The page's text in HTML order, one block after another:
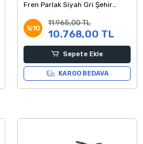
Fren Parlak Siyah Gri Şehir
%10
11.965,00 TL
10.768,00 TL
Sepete Ekle
KARGO BEDAVA